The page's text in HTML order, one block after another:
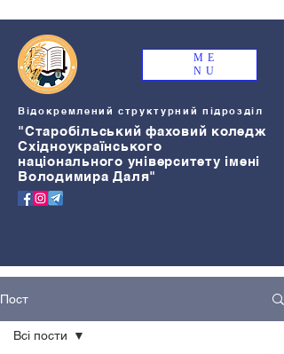
ME
NU
Відокремлений структурний підрозділ
"Старобільський фаховий коледж
Східноукраїнського
національного університету імені
Володимира Даля"
Пост
Всі пости